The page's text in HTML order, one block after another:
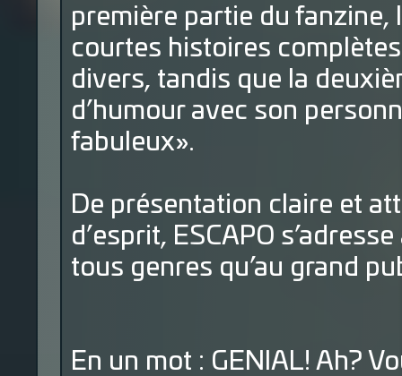
première partie du
courtes histoires
divers, tandis que la
d’humour avec son
fabuleux».
De présentation claire et
d’esprit, ESCAPO
tous genres qu’au grand
En un mot : GENIAL! Ah?